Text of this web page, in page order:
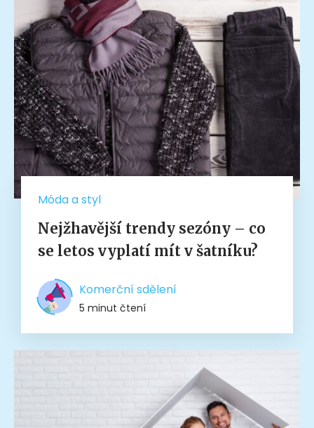
Móda a styl
Nejžhavější trendy sezóny – co
se letos vyplatí mít v šatníku?
Komerční sdělení
5 minut čtení